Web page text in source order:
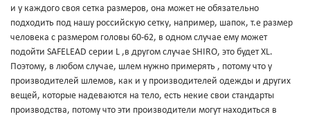
и у каждого своя сетка размеров, она может не обязательно
подходить под нашу российскую сетку, например, шапок, т.е размер
человека с размером головы 60-62, в одном случае ему может
подойти SAFELEAD серии L ,в другом случае SHIRO, это будет XL.
Поэтому, в любом случае, шлем нужно примерять , потому что у
производителей шлемов, как и у производителей одежды и других
вещей, которые надеваются на тело, есть некие свои стандарты
производства, потому что эти производители могут находиться в